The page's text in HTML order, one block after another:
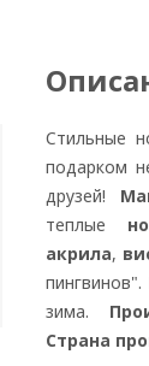
Стильные
подарком
друзей!
теплые
акрила,
зима.
Страна